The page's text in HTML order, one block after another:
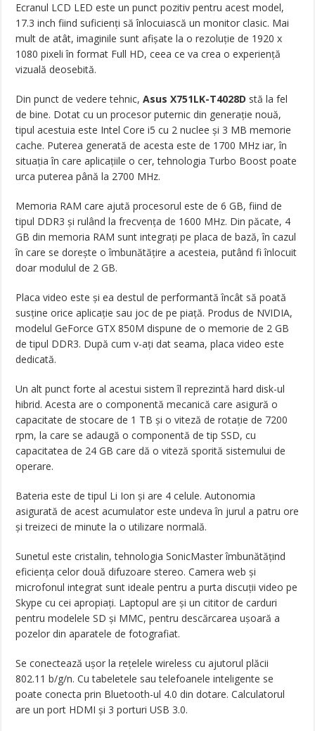
Ecranul LCD LED este un punct pozitiv pentru acest model,
17.3 inch fiind suficienţi să înlocuiască un monitor clasic. Mai
mult de atât, imaginile sunt afişate la o rezoluţie de 1920 x
1080 pixeli în format Full HD, ceea ce va crea o experienţă
vizuală deosebită.
Din punct de vedere tehnic,Asus X751LK-T4028D stă la fel
de bine. Dotat cu un procesor puternic din generaţie nouă,
tipul acestuia este Intel Core i5 cu 2 nuclee şi 3 MB memorie
cache. Puterea generată de acesta este de 1700 MHz iar, în
situaţia în care aplicaţiile o cer, tehnologia Turbo Boost poate
urca puterea până la 2700 MHz.
Memoria RAM care ajută procesorul este de 6 GB, fiind de
tipul DDR3 şi rulând la frecvenţa de 1600 MHz. Din păcate, 4
GB din memoria RAM sunt integraţi pe placa de bază, în cazul
în care se doreşte o îmbunătăţire a acesteia, putând fi înlocuit
doar modulul de 2 GB.
Placa video este şi ea destul de performantă încât să poată
susţine orice aplicaţie sau joc de pe piaţă. Produs de NVIDIA,
modelul GeForce GTX 850M dispune de o memorie de 2 GB
de tipul DDR3. După cum v-aţi dat seama, placa video este
dedicată.
Un alt punct forte al acestui sistem îl reprezintă hard disk-ul
hibrid. Acesta are o componentă mecanică care asigură o
capacitate de stocare de 1 TB şi o viteză de rotaţie de 7200
rpm, la care se adaugă o componentă de tip SSD, cu
capacitatea de 24 GB care dă o viteză sporită sistemului de
operare.
Bateria este de tipul Li Ion şi are 4 celule. Autonomia
asigurată de acest acumulator este undeva în jurul a patru ore
şi treizeci de minute la o utilizare normală.
Sunetul este cristalin, tehnologia SonicMaster îmbunătăţind
eficienţa celor două difuzoare stereo. Camera web şi
microfonul integrat sunt ideale pentru a purta discuţii video pe
Skype cu cei apropiaţi. Laptopul are şi un cititor de carduri
pentru modelele SD şi MMC, pentru descărcarea uşoară a
pozelor din aparatele de fotografiat.
Se conectează uşor la reţelele wireless cu ajutorul plăcii
802.11 b/g/n. Cu tabeletele sau telefoanele inteligente se
poate conecta prin Bluetooth-ul 4.0 din dotare. Calculatorul
are un port HDMI şi 3 porturi USB 3.0.